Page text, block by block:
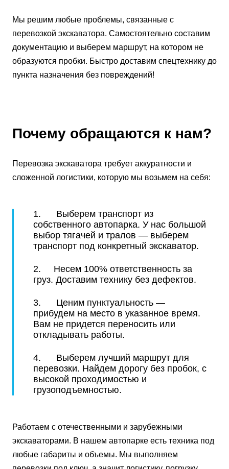
Мы решим любые проблемы, связанные с
перевозкой экскаватора. Самостоятельно составим
документацию и выберем маршрут, на котором не
образуются пробки. Быстро доставим спецтехнику до
пункта назначения без повреждений!
Почему обращаются к нам?
Перевозка экскаватора требует аккуратности и
сложенной логистики, которую мы возьмем на себя:
1. Выберем транспорт из
собственного автопарка. У нас большой
выбор тягачей и тралов — выберем
транспорт под конкретный экскаватор.
2. Несем 100% ответственность за
груз. Доставим технику без дефектов.
3. Ценим пунктуальность —
прибудем на место в указанное время.
Вам не придется переносить или
откладывать работы.
4. Выберем лучший маршрут для
перевозки. Найдем дорогу без пробок, с
высокой проходимостью и
грузоподъемностью.
Работаем с отечественными и зарубежными
экскаваторами. В нашем автопарке есть техника под
любые габариты и объемы. Мы выполняем